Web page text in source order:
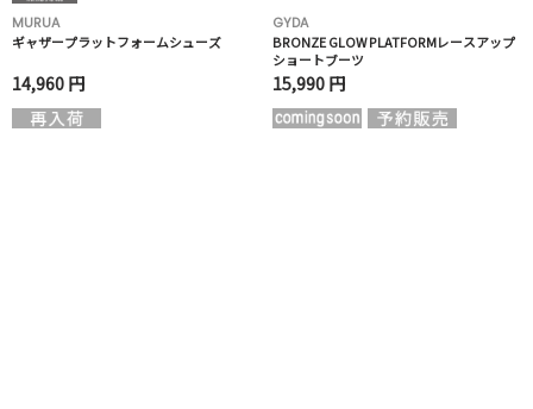
MURUA
ギャザープラットフォームシューズ
14,960 円
GYDA
BRONZE GLOW PLATFORMレースアップ
ショートブーツ
15,990 円